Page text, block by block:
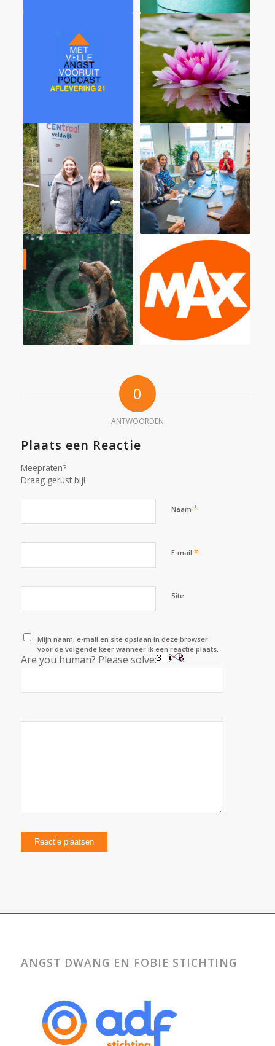
0
ANTWOORDEN
Plaats een Reactie
Meepraten?
Draag gerust bij!
Naam *
E-mail *
Site
Mijn naam, e-mail en site opslaan in deze browser
voor de volgende keer wanneer ik een reactie plaats.
Are you human? Please solve:
ANGST DWANG EN FOBIE STICHTING